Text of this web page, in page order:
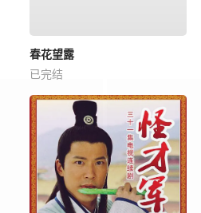
春花望露
已完结